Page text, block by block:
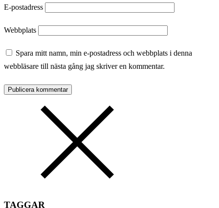
E-postadress
Webbplats
Spara mitt namn, min e-postadress och webbplats i denna
webbläsare till nästa gång jag skriver en kommentar.
TAGGAR